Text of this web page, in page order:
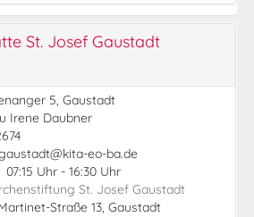
St. Josef Gaustadt
5, Gaustadt
Irene Daubner
eo-ba.de
07:15 Uhr - 16:30 Uhr
St. Josef Gaustadt
Straße 13, Gaustadt